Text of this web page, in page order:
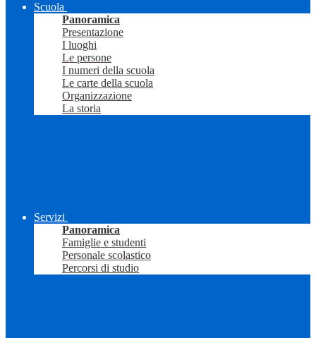
Scuola
Panoramica
Presentazione
I luoghi
Le persone
I numeri della scuola
Le carte della scuola
Organizzazione
La storia
Servizi
Panoramica
Famiglie e studenti
Personale scolastico
Percorsi di studio